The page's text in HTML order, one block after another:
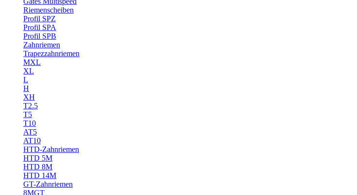
Riemenscheiben
Profil SPZ
Profil SPA
Profil SPB
Zahnriemen
Trapezzahnriemen
MXL
XL
L
H
XH
T2.5
T5
T10
AT5
AT10
HTD-Zahnriemen
HTD 5M
HTD 8M
HTD 14M
GT-Zahnriemen
8MGT